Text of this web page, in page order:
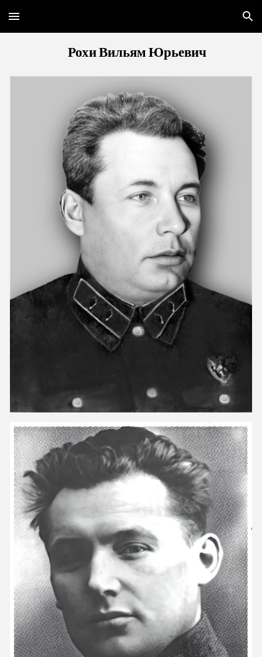
Skip to main content Skip to navigation
Рохи Вильям Юрьевич